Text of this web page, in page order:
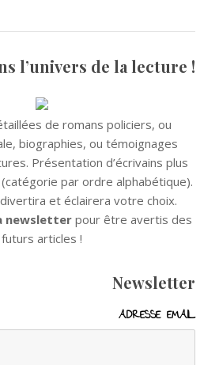
l’univers de la lecture !
de romans policiers, ou
biographies, ou témoignages
Présentation d’écrivains plus
par ordre alphabétique).
et éclairera votre choix.
newsletterpour être avertis des
futurs articles !
Newsletter
ADRESSE EMAIL